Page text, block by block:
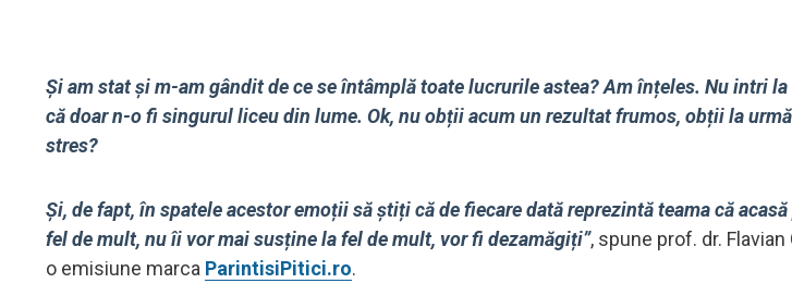
Și am stat și m-am gândit de ce se întâmplă toate lucrurile astea? Am înțeles. Nu intri
că doar n-o fi singurul liceu din lume. Ok, nu obții acum un rezultat frumos, obții la
stres?
Și, de fapt, în spatele acestor emoții să știți că de fiecare dată reprezintă teama că
fel de mult, nu îi vor mai susține la fel de mult, vor fi dezamăgiți”, spune prof. dr.
o emisiune marca ParintisiPitici.ro.